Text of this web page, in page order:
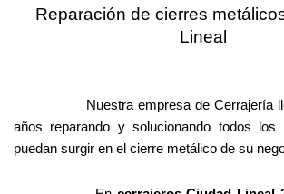
Reparación de cierres
Lineal
Nuestra empresa de Cerrajería
años reparando y solucionando todos los
puedan surgir en el cierre metálico de su